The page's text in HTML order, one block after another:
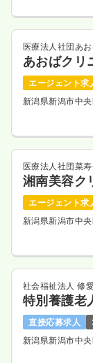
医療法人社団あ
あおばクリ
エージェント求
新潟県新潟市中
医療法人社団菜
湘南美容ク
エージェント求
新潟県新潟市中
社会福祉法人 修
特別養護老
直接応募求人
新潟県新潟市中